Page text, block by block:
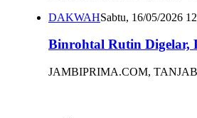
DAKWAHSabtu, 16/05/2026
Binrohtal Rutin Digelar,
JAMBIPRIMA.COM, TANJAB